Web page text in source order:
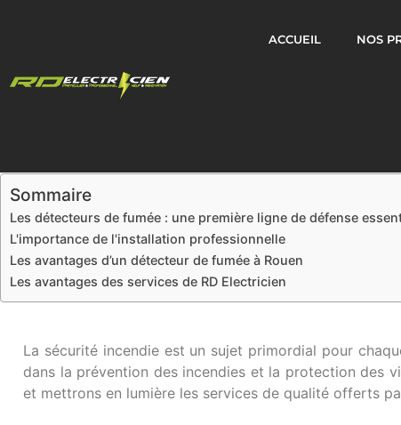
ACCUEIL NOS
Sommaire
Les détecteurs de fumée : une première ligne de défense
L'importance de l'installation professionnelle
Les avantages d’un détecteur de fumée à Rouen
Les avantages des services de RD Electricien
La sécurité incendie est un sujet primordial pour
dans la prévention des incendies et la protection des
et mettrons en lumière les services de qualité offerts